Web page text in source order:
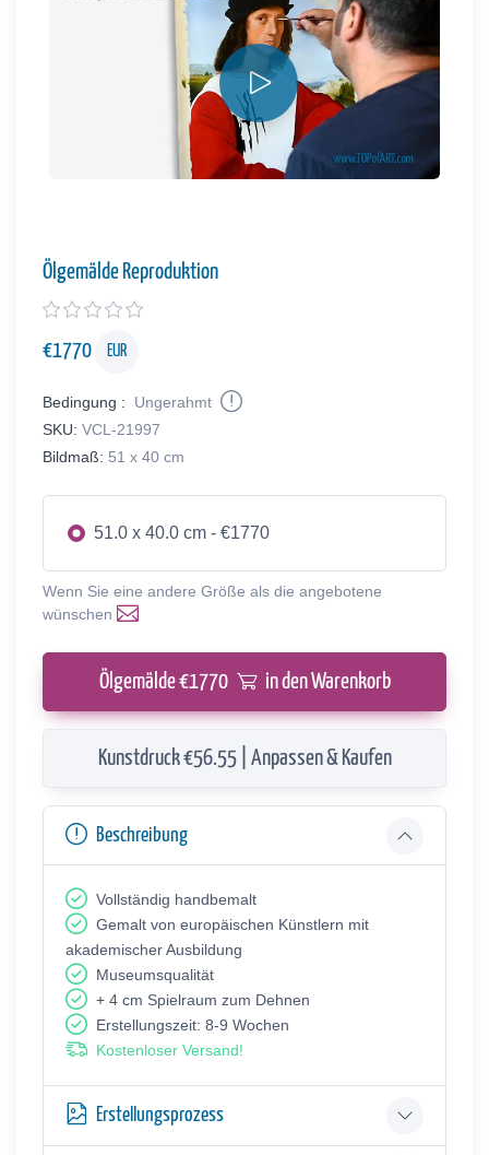
Ölgemälde Reproduktion
€1770 EUR
Bedingung :
Ungerahmt
SKU: VCL-21997
Bildmaß: 51 x 40 cm
51.0 x 40.0 cm - €1770
Wenn Sie eine andere Größe als die angebotene
wünschen
Ölgemälde €1770 in den Warenkorb
Kunstdruck €56.55 | Anpassen & Kaufen
Beschreibung
Vollständig handbemalt
Gemalt von europäischen Künstlern mit
akademischer Ausbildung
Museumsqualität
+ 4 cm Spielraum zum Dehnen
Erstellungszeit: 8-9 Wochen
Kostenloser Versand!
Erstellungsprozess